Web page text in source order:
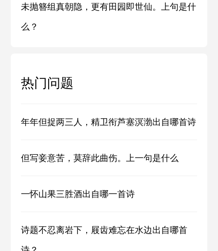
未抛簪组真朝隐，更有田园即世仙。上句是什
么？
热门问题
年年但捉两三人，精卫衔芦塞溟渤出自哪首诗
但写妾意苦，莫辞此曲伤。上一句是什么
一怀山果三胜酒出自哪一首诗
诗题不忍离岩下，屐齿难忘在水边出自哪首